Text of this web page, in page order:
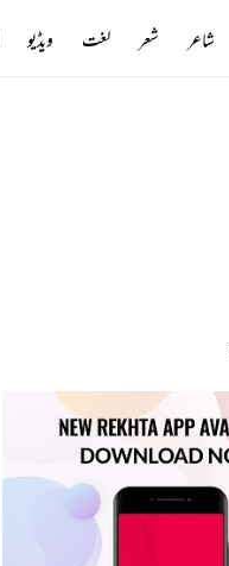
شاعر شعر لغت ویڈیو